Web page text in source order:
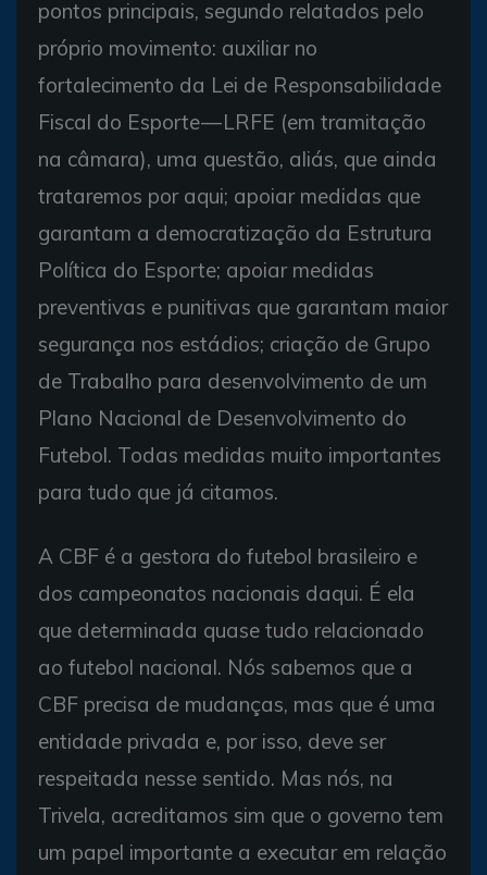
pontos principais, segundo relatados pelo
próprio movimento: auxiliar no
fortalecimento da Lei de Responsabilidade
Fiscal do Esporte — LRFE (em tramitação
na câmara), uma questão, aliás, que ainda
trataremos por aqui; apoiar medidas que
garantam a democratização da Estrutura
Política do Esporte; apoiar medidas
preventivas e punitivas que garantam maior
segurança nos estádios; criação de Grupo
de Trabalho para desenvolvimento de um
Plano Nacional de Desenvolvimento do
Futebol. Todas medidas muito importantes
para tudo que já citamos.
A CBF é a gestora do futebol brasileiro e
dos campeonatos nacionais daqui. É ela
que determinada quase tudo relacionado
ao futebol nacional. Nós sabemos que a
CBF precisa de mudanças, mas que é uma
entidade privada e, por isso, deve ser
respeitada nesse sentido. Mas nós, na
Trivela, acreditamos sim que o governo tem
um papel importante a executar em relação